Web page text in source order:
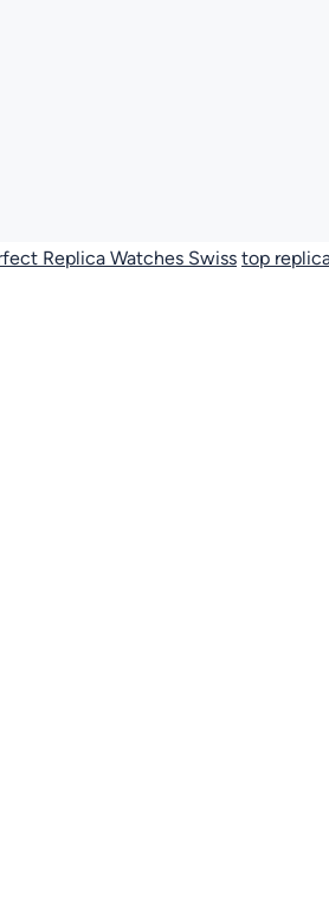
Replica Watches Swiss top